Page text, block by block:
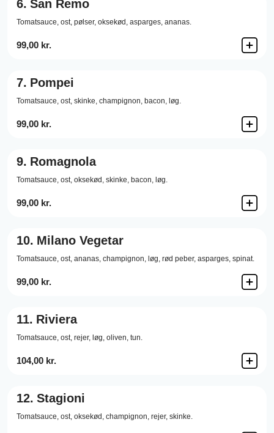
6. San Remo
Tomatsauce, ost, pølser, oksekød, asparges, ananas.
99,00 kr.
7. Pompei
Tomatsauce, ost, skinke, champignon, bacon, løg.
99,00 kr.
9. Romagnola
Tomatsauce, ost, oksekød, skinke, bacon, løg.
99,00 kr.
10. Milano Vegetar
Tomatsauce, ost, ananas, champignon, løg, rød peber, asparges, spinat.
99,00 kr.
11. Riviera
Tomatsauce, ost, rejer, løg, oliven, tun.
104,00 kr.
12. Stagioni
Tomatsauce, ost, oksekød, champignon, rejer, skinke.